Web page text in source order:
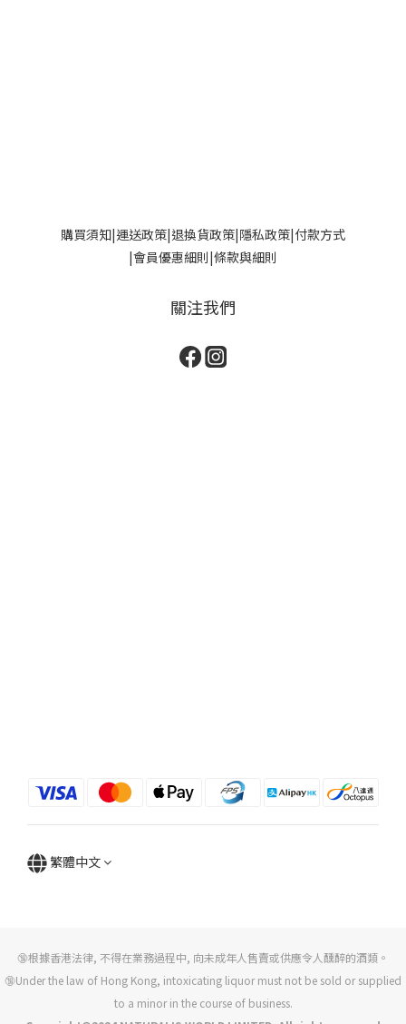
購買須知|運送政策|退換貨政策|隱私政策|付款方式
|會員優惠細則|條款與細則
關注我們
繁體中文
🔞根據香港法律, 不得在業務過程中, 向未成年人售賣或供應令人醺醉的酒類。
🔞Under the law of Hong Kong, intoxicating liquor must not be sold or supplied
to a minor in the course of business.